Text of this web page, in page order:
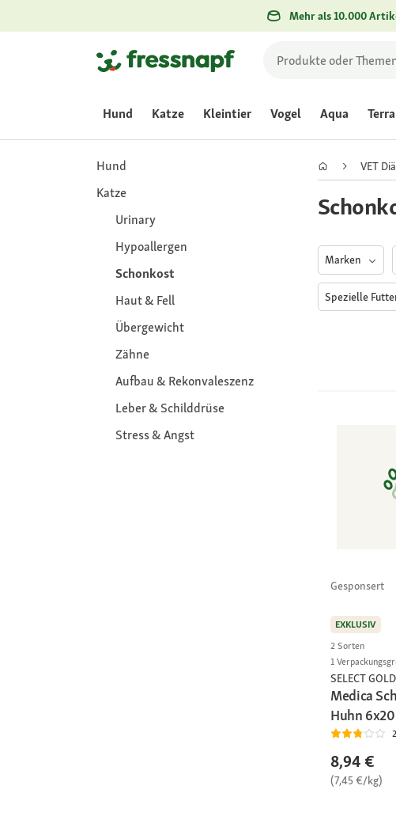
Mehr als 10.000
Hund Katze Kleintier Vogel Aqua Terra
Hund
Katze
Urinary
Hypoallergen
Schonkost
Haut & Fell
Übergewicht
Zähne
Aufbau & Rekonvaleszenz
Leber & Schilddrüse
Stress & Angst
VET
Marken
Spezielle
Gesponsert
EXKLUSIV
2 Sorten
1
SELECT GOLD
Medica
Huhn
8,94 €
(7,45 €/kg)